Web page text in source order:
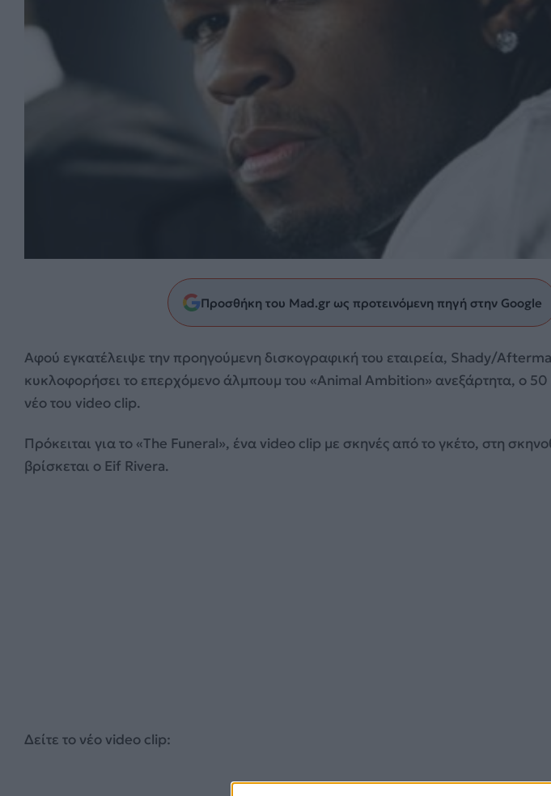
Προσθήκη του Mad.gr ως προτεινόμενη πηγή στην Google
Αφού εγκατέλειψε την προηγούμενη δισκογραφική του εταιρεία, Shady/
κυκλοφορήσει το επερχόμενο άλμπουμ του «Animal Ambition» ανεξάρτητα, ο
νέο του video clip.
Πρόκειται για το «The Funeral», ένα video clip με σκηνές από το γκέτο, στη
βρίσκεται ο Eif Rivera.
Δείτε το νέο video clip: